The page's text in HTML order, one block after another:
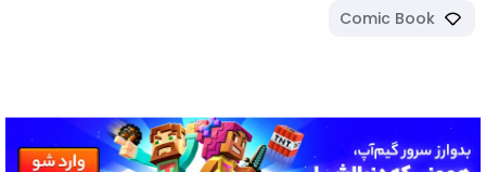
Comic Book